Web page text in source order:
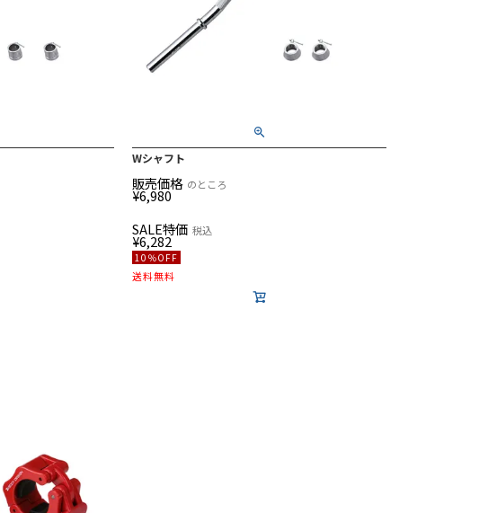
Wシャフト
販売価格
¥6,980
のところ
SALE特価
¥6,282
税込
10％OFF
送料無料